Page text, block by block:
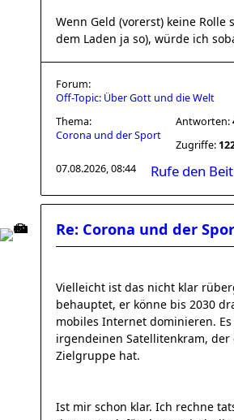
Wenn Geld (vorerst) keine Rolle
dem Laden ja so), würde ich
Forum:
Off-Topic: Über Gott und die Welt
Thema:
Corona und der Sport
Antworten:
Zugriffe:
07.08.2026, 08:44
Rufe den
Re: Corona und der
Vielleicht ist das nicht klar
behauptet, er könne bis 2030
mobiles Internet dominieren.
irgendeinen Satellitenkram,
Zielgruppe hat.
Ist mir schon klar. Ich rechne